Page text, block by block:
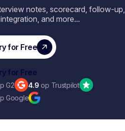
notes, scorecard, follow-up,
and more...
G2 4.9 op Trustpilot
Google